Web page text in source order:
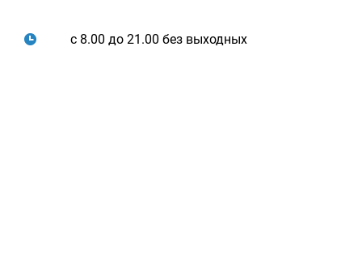
с 8.00 до 21.00 без выходных